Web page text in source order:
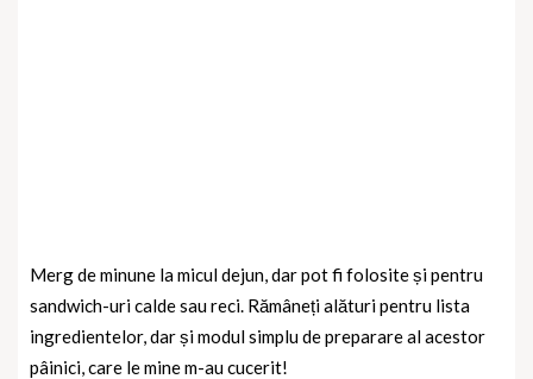
Merg de minune la micul dejun, dar pot fi folosite și pentru
sandwich-uri calde sau reci. Rămâneți alături pentru lista
ingredientelor, dar și modul simplu de preparare al acestor
pâinici, care le mine m-au cucerit!